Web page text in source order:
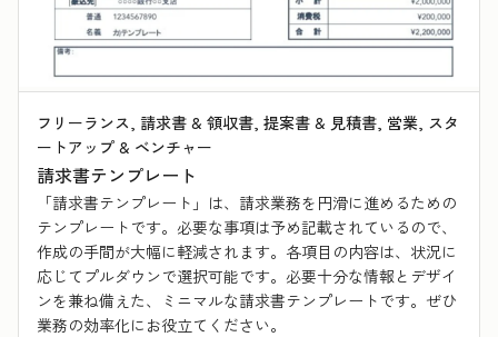
フリーランス, 請求書 & 領収書, 提案書 & 見積書, 営業, スタ
ートアップ & ベンチャー
請求書テンプレート
「請求書テンプレート」は、請求業務を円滑に進めるための
テンプレートです。必要な事項は予め記載されているので、
作成の手間が大幅に軽減されます。各項目の内容は、状況に
応じてプルダウンで選択可能です。必要十分な情報とデザイ
ンを兼ね備えた、ミニマルな請求書テンプレートです。ぜひ
業務の効率化にお役立てください。